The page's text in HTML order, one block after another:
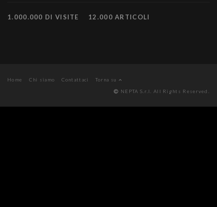
1.000.000 DI VISITE 12.000 ARTICOLI
Home Chi siamo Contattaci
Torna su
NEPTA S.r.l. All Rights Reserved.